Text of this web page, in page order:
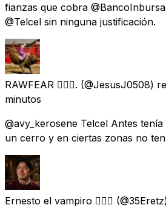
fianzas que cobra
@Telcel sin ninguna justificación.
RAWFEAR ∣⃝⌿. (@JesusJ0508)
minutos
@avy_kerosene Telcel Antes
un cerro y en ciertas zonas no
Ernesto el vampiro 🧛🏽‍♂️